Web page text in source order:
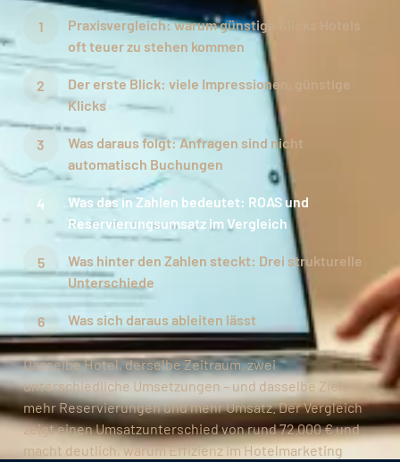
Dasselbe Hotel, derselbe Zeitraum, zwei
unterschiedliche Umsetzungen – und dasselbe Ziel:
mehr Reservierungen und mehr Umsatz. Der Vergleich
zeigt einen Umsatzunterschied von rund 72.000 € und
macht deutlich, warum Effizienz im Hotelmarketing
Praxisvergleich: warum günstige Klicks Hotels
oft teuer zu stehen kommen
Der erste Blick: viele Impressionen, günstige
Klicks
Was daraus folgt: Anfragen sind nicht
automatisch Buchungen
Was das in Zahlen bedeutet: ROAS und
Reservierungsumsatz im Vergleich
Was hinter den Zahlen steckt: Drei strukturelle
Unterschiede
Was sich daraus ableiten lässt